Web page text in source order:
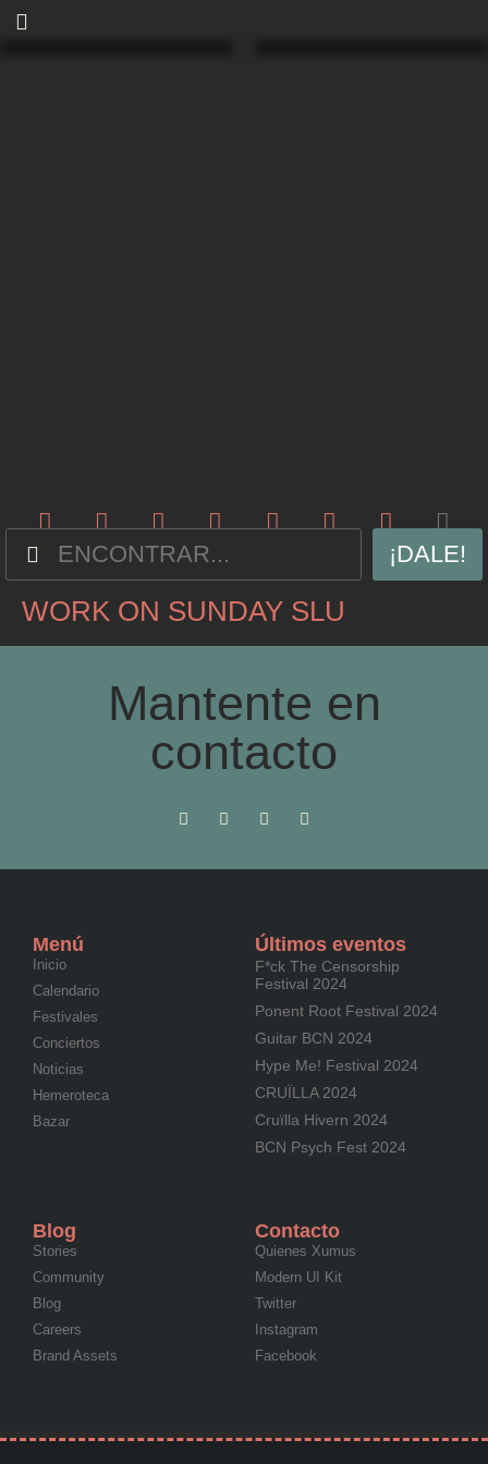
¡DALE!
WORK ON SUNDAY SLU
Mantente en
contacto
Menú
Inicio
Calendario
Festivales
Conciertos
Noticias
Hemeroteca
Bazar
Últimos eventos
F*ck The Censorship
Festival 2024
Ponent Root Festival 2024
Guitar BCN 2024
Hype Me! Festival 2024
CRUÏLLA 2024
Cruïlla Hivern 2024
BCN Psych Fest 2024
Blog
Stories
Community
Blog
Careers
Brand Assets
Contacto
Quienes Xumus
Modern UI Kit
Twitter
Instagram
Facebook